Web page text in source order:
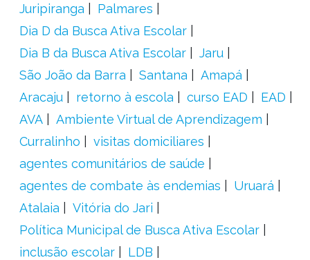
Juripiranga
Palmares
Dia D da Busca Ativa Escolar
Dia B da Busca Ativa Escolar
Jaru
São João da Barra
Santana
Amapá
Aracaju
retorno à escola curso EAD
EAD
AVA
Ambiente Virtual de Aprendizagem
Curralinho
visitas domiciliares
agentes comunitários de saúde
agentes de combate às endemias
Uruará
Atalaia
Vitória do Jari
Política Municipal de Busca Ativa Escolar
inclusão escolar
LDB